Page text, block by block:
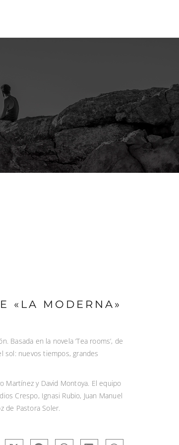
«LA MODERNA»
Basada en la novela ‘Tea rooms’, de
sol: nuevos tiempos, grandes
Martínez y David Montoya. El equipo
Crespo, Ignasi Rubio, Juan Manuel
de Pastora Soler.